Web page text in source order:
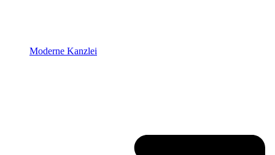
Moderne Kanzlei